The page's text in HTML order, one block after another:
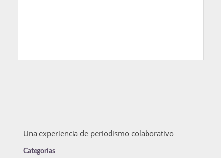
Una experiencia de periodismo colaborativo
Categorías